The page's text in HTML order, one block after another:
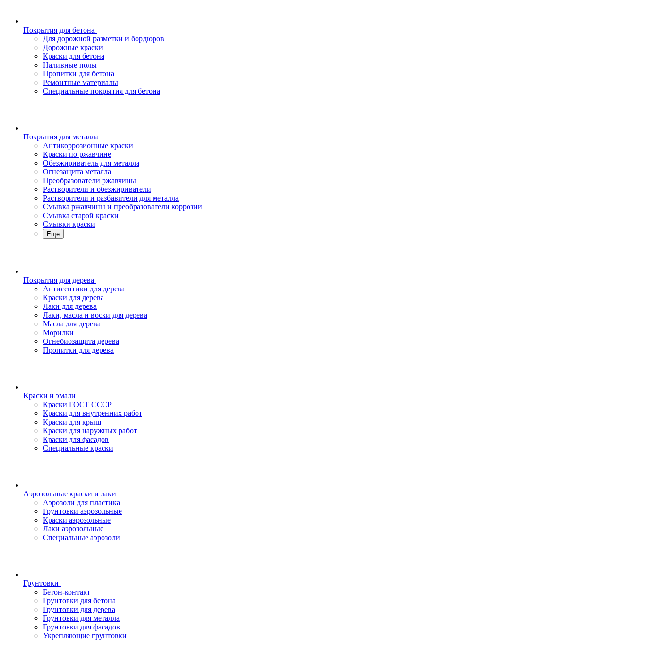
Покрытия для бетона
Для дорожной разметки и бордюров
Дорожные краски
Краски для бетона
Наливные полы
Пропитки для бетона
Ремонтные материалы
Специальные покрытия для бетона
Покрытия для металла
Антикоррозионные краски
Краски по ржавчине
Обезжириватель для металла
Огнезащита металла
Преобразователи ржавчины
Растворители и обезжириватели
Растворители и разбавители для металла
Смывка ржавчины и преобразователи коррозии
Смывка старой краски
Смывки краски
Еще
Покрытия для дерева
Антисептики для дерева
Краски для дерева
Лаки для дерева
Лаки, масла и воски для дерева
Масла для дерева
Морилки
Огнебиозащита дерева
Пропитки для дерева
Краски и эмали
Краски ГОСТ СССР
Краски для внутренних работ
Краски для крыш
Краски для наружных работ
Краски для фасадов
Специальные краски
Аэрозольные краски и лаки
Аэрозоли для пластика
Грунтовки аэрозольные
Краски аэрозольные
Лаки аэрозольные
Специальные аэрозоли
Грунтовки
Бетон-контакт
Грунтовки для бетона
Грунтовки для дерева
Грунтовки для металла
Грунтовки для фасадов
Укрепляющие грунтовки